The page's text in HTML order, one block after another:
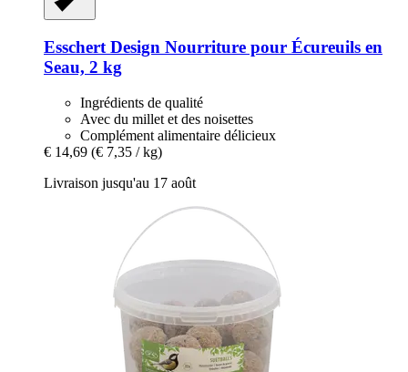
Esschert Design Nourriture pour Écureuils en
Seau, 2 kg
Ingrédients de qualité
Avec du millet et des noisettes
Complément alimentaire délicieux
€ 14,69 (€ 7,35 / kg)
Livraison jusqu'au 17 août